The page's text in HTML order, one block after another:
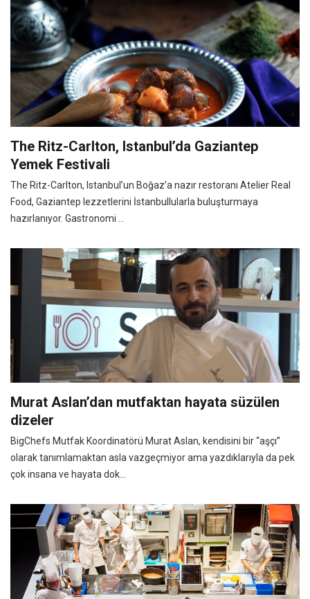
The Ritz-Carlton, Istanbul’da Gaziantep
Yemek Festivali
The Ritz-Carlton, Istanbul’un Boğaz’a nazır restoranı Atelier Real
Food, Gaziantep lezzetlerini İstanbullularla buluşturmaya
hazırlanıyor. Gastronomi ...
Murat Aslan’dan mutfaktan hayata süzülen
dizeler
BigChefs Mutfak Koordinatörü Murat Aslan, kendisini bir “aşçı”
olarak tanımlamaktan asla vazgeçmiyor ama yazdıklarıyla da pek
çok insana ve hayata dok...